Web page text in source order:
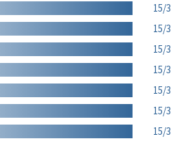
15/3
15/3
15/3
15/3
15/3
15/3
15/3